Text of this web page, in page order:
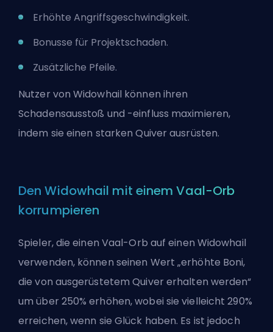
Erhöhte Angriffsgeschwindigkeit.
Bonusse für Projektschaden.
Zusätzliche Pfeile.
Nutzer von Widowhail können ihren
Schadensausstoß und -einfluss maximieren,
indem sie einen starken Quiver ausrüsten.
Den Widowhail mit einem Vaal-Orb
korrumpieren
Spieler, die einen Vaal-Orb auf einen Widowhail
verwenden, können seinen Wert „erhöhte Boni,
die von ausgerüstetem Quiver erhalten werden“
um über 250% erhöhen, wobei sie vielleicht 290%
erreichen, wenn sie Glück haben. Es ist jedoch